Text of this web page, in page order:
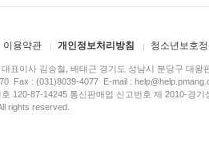
이용약관 개인정보처리방침 청소년보호
표이사 김승철, 배태근 경기도 성남시 분당구 대왕
Fax : (031)8039-4077 E-mail :
호 120-87-14245 통신판매업 신고번호 제 2010-경
rights reserved.